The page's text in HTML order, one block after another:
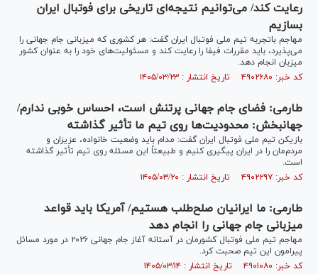
رعایت کند/ می‌توانیم نتیجه‌ای تاریخی برای فوتبال ایران
بسازیم
مهاجم باتجربه تیم ملی فوتبال ایران گفت: هر کشوری که میزبانی جام جهانی را
می‌پذیرد، باید مقررات فیفا را رعایت کند و مسئولیت‌های خود را به عنوان کشور
میزبان انجام دهد.
کد خبر: ۴۹۰۲۶۸۰ تاریخ انتشار : ۱۴۰۵/۰۳/۲۳
طارمی: فضای جام جهانی پرتنش است، احساس خوبی ندارم/
جهانبخش: محدودیت‌ها روی تیم ما تأثیر گذاشته
بازیکن تیم ملی فوتبال ایران گفت: مدام باید وضعیت خانواده، عزیزان و
مردم‌مان را در ایران پیگیری کنیم و طبیعتاً این مسئله روی تیم تأثیر گذاشته
است.
کد خبر: ۴۹۰۲۲۹۷ تاریخ انتشار : ۱۴۰۵/۰۳/۲۰
طارمی: ما ایرانیان صلح‌طلب هستیم/ آمریکا باید قواعد
میزبانی جام جهانی را انجام دهد
مهاجم تیم ملی فوتبال کشورمان در آستانه آغاز جام جهانی ۲۰۲۶ در مورد مسائل
پیرامون این تیم صحبت کرد.
کد خبر: ۴۹۰۱۰۸۰ تاریخ انتشار : ۱۴۰۵/۰۳/۱۴